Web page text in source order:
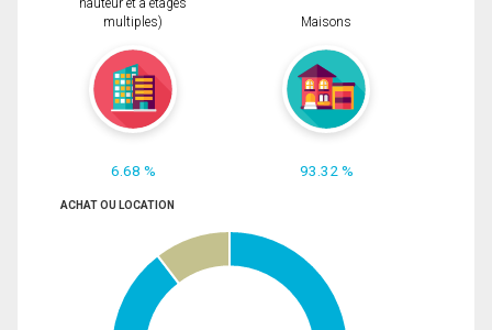
hauteur et à étages
multiples)
6.68 %
Maisons
93.32 %
ACHAT OU LOCATION